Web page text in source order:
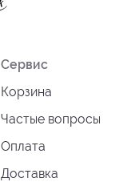
Сервис
Корзина
Частые вопросы
Оплата
Доставка